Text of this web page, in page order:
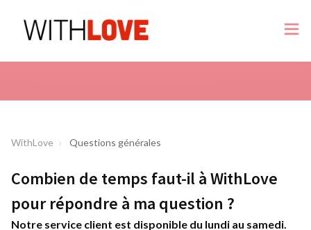
WithLove Questions générales
Combien de temps faut-il à WithLove
pour répondre à ma question ?
Notre service client est disponible du lundi au samedi.